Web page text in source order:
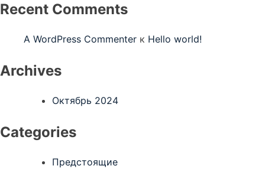
Recent Comments
A WordPress Commenter к Hello world!
Archives
Октябрь 2024
Categories
Предстоящие